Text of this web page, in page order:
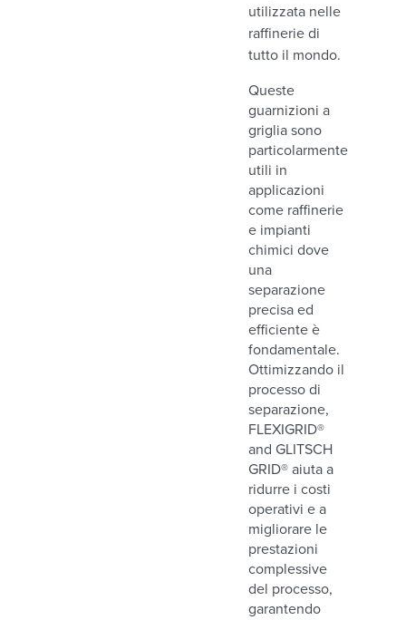
utilizzata nelle
raffinerie di
tutto il mondo.
Queste
guarnizioni a
griglia sono
particolarmente
utili in
applicazioni
come raffinerie
e impianti
chimici dove
una
separazione
precisa ed
efficiente è
fondamentale.
Ottimizzando il
processo di
separazione,
FLEXIGRID®
and GLITSCH
GRID® aiuta a
ridurre i costi
operativi e a
migliorare le
prestazioni
complessive
del processo,
garantendo